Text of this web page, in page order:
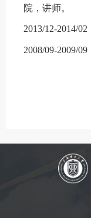
院，讲师。
2013/12-2014/02
2008/09-2009/09